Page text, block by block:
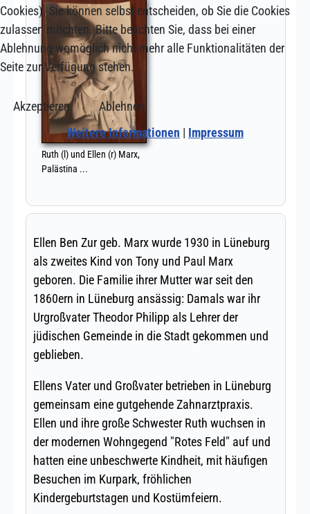
Cookies). Sie können selbst entscheiden, ob Sie die Cookies
zulassen möchten. Bitte beachten Sie, dass bei einer
Ablehnung womöglich nicht mehr alle Funktionalitäten der
Seite zur Verfügung stehen.
Akzeptieren
Ablehnen
Weitere Informationen | Impressum